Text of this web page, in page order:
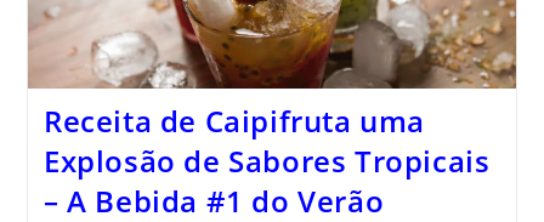
Receita de Caipifruta uma
Explosão de Sabores Tropicais
– A Bebida #1 do Verão